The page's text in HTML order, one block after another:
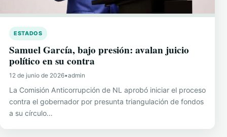
ESTADOS
Samuel García, bajo presión: avalan juicio
político en su contra
12 de junio de 2026•admin
La Comisión Anticorrupción de NL aprobó iniciar el proceso
contra el gobernador por presunta triangulación de fondos
a su círculo…